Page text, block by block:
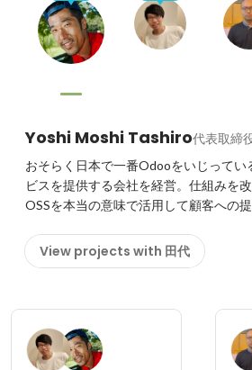
Yoshi Moshi Tashiro代表取締
おそらく日本で一番Odooをいじって
ビスを提供する会社を経営。仕組みを
OSSを本当の意味で活用して顧客への
View projects with 田代